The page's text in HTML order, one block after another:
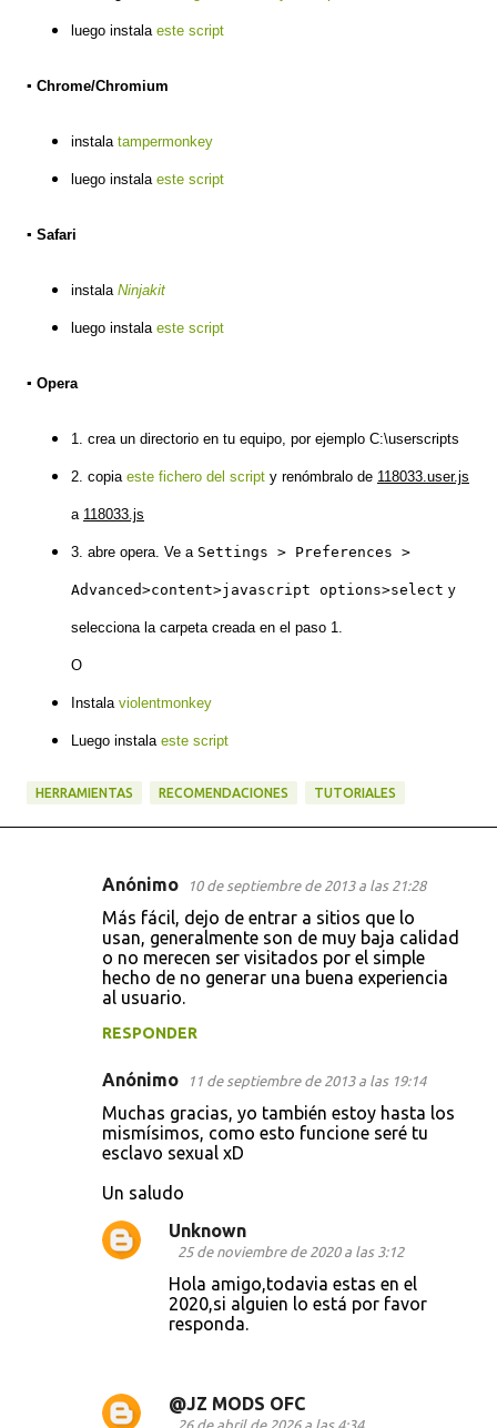
luego instala este script
▪ Chrome/Chromium
instala tampermonkey
luego instala este script
▪ Safari
instala Ninjakit
luego instala este script
▪ Opera
1. crea un directorio en tu equipo, por ejemplo C:\userscripts
2. copia este fichero del script y renómbralo de 118033.user.js
a 118033.js
3. abre opera. Ve a Settings > Preferences >
Advanced>content>javascript options>select y
selecciona la carpeta creada en el paso 1.
O
Instala violentmonkey
Luego instala este script
HERRAMIENTAS RECOMENDACIONES TUTORIALES
Anónimo 10 de septiembre de 2013 a las 21:28
Más fácil, dejo de entrar a sitios que lo
usan, generalmente son de muy baja calidad
o no merecen ser visitados por el simple
hecho de no generar una buena experiencia
al usuario.
RESPONDER
Anónimo 11 de septiembre de 2013 a las 19:14
Muchas gracias, yo también estoy hasta los
mismísimos, como esto funcione seré tu
esclavo sexual xD
Un saludo
Unknown
25 de noviembre de 2020 a las 3:12
Hola amigo,todavia estas en el
2020,si alguien lo está por favor
responda.
@JZ MODS OFC
26 de abril de 2026 a las 4:34